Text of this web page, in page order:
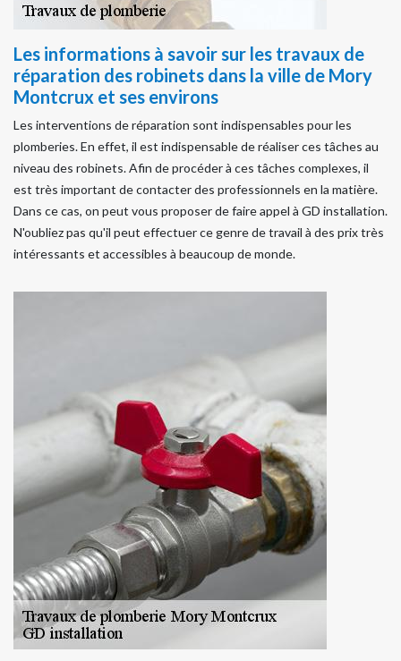
Les informations à savoir sur les travaux de
réparation des robinets dans la ville de Mory
Montcrux et ses environs
Les interventions de réparation sont indispensables pour les
plomberies. En effet, il est indispensable de réaliser ces tâches au
niveau des robinets. Afin de procéder à ces tâches complexes, il
est très important de contacter des professionnels en la matière.
Dans ce cas, on peut vous proposer de faire appel à GD installation.
N'oubliez pas qu'il peut effectuer ce genre de travail à des prix très
intéressants et accessibles à beaucoup de monde.